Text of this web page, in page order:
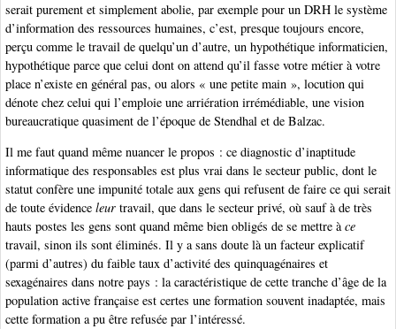
serait purement et simplement abolie, par exemple pour un DRH le système
d’information des ressources humaines, c’est, presque toujours encore,
perçu comme le travail de quelqu’un d’autre, un hypothétique informaticien,
hypothétique parce que celui dont on attend qu’il fasse votre métier à votre
place n’existe en général pas, ou alors « une petite main », locution qui
dénote chez celui qui l’emploie une arriération irrémédiable, une vision
bureaucratique quasiment de l’époque de Stendhal et de Balzac.
Il me faut quand même nuancer le propos : ce diagnostic d’inaptitude
informatique des responsables est plus vrai dans le secteur public, dont le
statut confère une impunité totale aux gens qui refusent de faire ce qui serait
de toute évidence leur travail, que dans le secteur privé, où sauf à de très
hauts postes les gens sont quand même bien obligés de se mettre àce
travail, sinon ils sont éliminés. Il y a sans doute là un facteur explicatif
(parmi d’autres) du faible taux d’activité des quinquagénaires et
sexagénaires dans notre pays : la caractéristique de cette tranche d’âge de la
population active française est certes une formation souvent inadaptée, mais
cette formation a pu être refusée par l’intéressé.